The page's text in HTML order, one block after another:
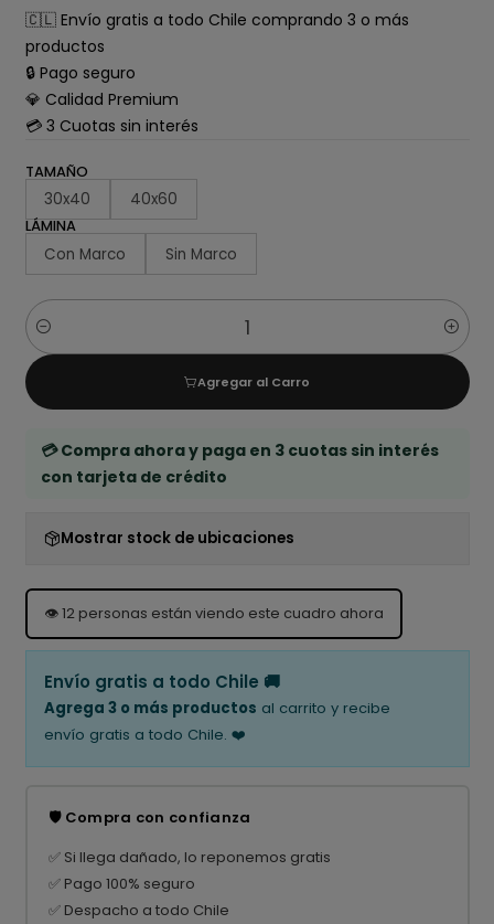
🇨🇱 Envío gratis a todo Chile comprando 3 o más
productos
🔒 Pago seguro
💎 Calidad Premium
💳 3 Cuotas sin interés
TAMAÑO
30x40 40x60
LÁMINA
Con Marco Sin Marco
Cantidad
Agregar al Carro
💳 Compra ahora y paga en 3 cuotas sin interés
con tarjeta de crédito
Mostrar stock de ubicaciones
👁️12personas están viendo este cuadro ahora
Envío gratis a todo Chile 🚚
Agrega 3 o más productos al carrito y recibe
envío gratis a todo Chile. ❤️
🛡️ Compra con confianza
✅ Si llega dañado, lo reponemos gratis
✅ Pago 100% seguro
✅ Despacho a todo Chile